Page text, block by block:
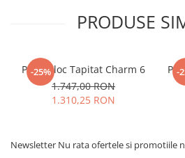
PRODUSE
-25%
Pat Mijloc Tapitat Charm 6
1.747,00 RON
1.310,25 RON
-
Newsletter Nu rata ofertele si promotiile